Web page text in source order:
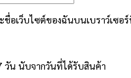
อเว็บไซต์ของฉันบนเบราว์เซอ
วัน นับจากวันที่ได้รับสินค้า